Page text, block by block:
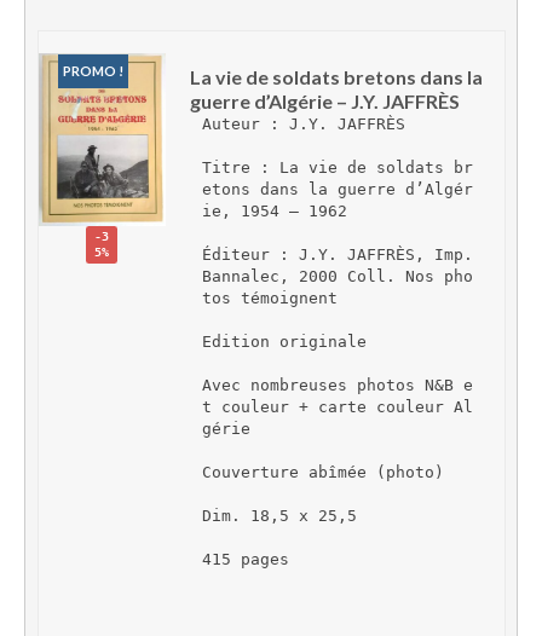
PROMO !
-3
5%
La vie de soldats bretons dans la
guerre d’Algérie – J.Y. JAFFRÈS
Auteur : J.Y. JAFFRÈS
Titre : La vie de soldats br
etons dans la guerre d’Algér
ie, 1954 – 1962
Éditeur : J.Y. JAFFRÈS, Imp.
Bannalec, 2000 Coll. Nos pho
tos témoignent
Edition originale
Avec nombreuses photos N&B e
t couleur + carte couleur Al
gérie
Couverture abîmée (photo)
Dim. 18,5 x 25,5
415 pages